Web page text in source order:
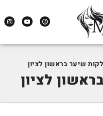
שיער בראשון לציון
לציון